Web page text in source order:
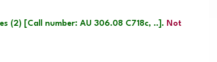
(2) Call number: AU 306.08 C718c, .. . Not